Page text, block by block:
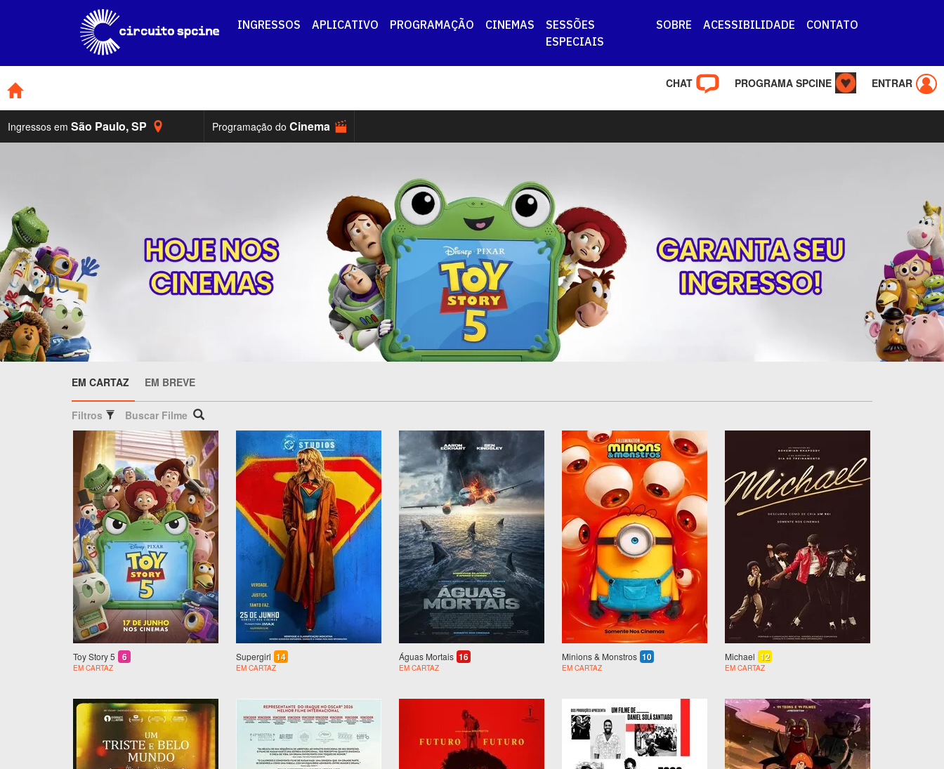
INGRESSOS APLICATIVO PROGRAMAÇÃO CINEMAS
SESSÕES
ESPECIAIS
SOBRE ACESSIBILIDADE CONTATO